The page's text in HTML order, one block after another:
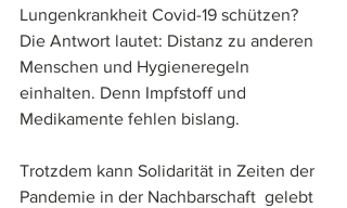
Lungenkrankheit Covid-19 schützen?
Die Antwort lautet: Distanz zu anderen
Menschen und Hygieneregeln
einhalten. Denn Impfstoff und
Medikamente fehlen bislang.
Trotzdem kann Solidarität in Zeiten der
Pandemie in der Nachbarschaft  gelebt